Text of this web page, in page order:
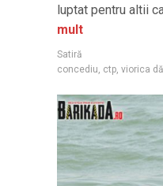
luptat pentru altii
mult
Satiră
concediu ctp viorica